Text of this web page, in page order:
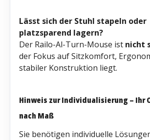
Lässt sich der Stuhl stapeln oder
platzsparend lagern?
Der Railo-Al-Turn-Mouse ist nicht
der Fokus auf Sitzkomfort,
stabiler Konstruktion liegt.
Hinweis zur Individualisierung – Ihr
nach Maß
Sie benötigen individuelle